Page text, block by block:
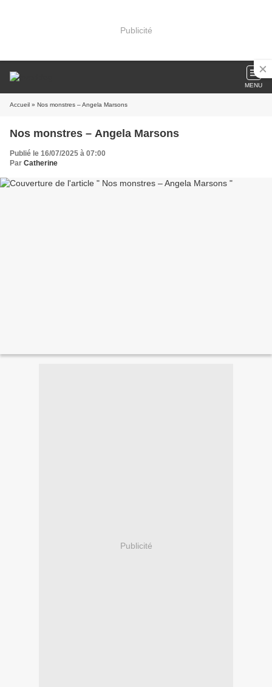
Publicité
MENU
Accueil » Nos monstres – Angela Marsons
Nos monstres – Angela Marsons
Publié le 16/07/2025 à 07:00
Par Catherine
Publicité